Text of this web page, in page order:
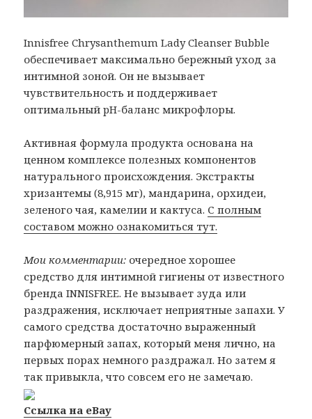
Innisfree Chrysanthemum Lady Cleanser Bubble
обеспечивает максимально бережный уход за
интимной зоной. Он не вызывает
чувствительность и поддерживает
оптимальный pH-баланс микрофлоры.
Активная формула продукта основана на
ценном комплексе полезных компонентов
натурального происхождения. Экстракты
хризантемы (8,915 мг), мандарина, орхидеи,
зеленого чая, камелии и кактуса. С полным
составом можно ознакомиться тут.
Мои комментарии: очередное хорошее
средство для интимной гигиены от известного
бренда INNISFREE. Не вызывает зуда или
раздражения, исключает неприятные запахи. У
самого средства достаточно выраженный
парфюмерный запах, который меня лично, на
первых порах немного раздражал. Но затем я
так привыкла, что совсем его не замечаю.
Ссылка на eBay